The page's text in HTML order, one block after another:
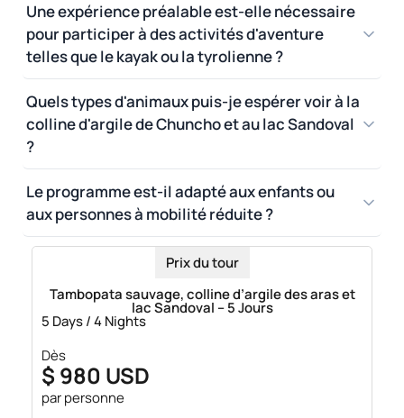
Une expérience préalable est-elle nécessaire
pour participer à des activités d'aventure
telles que le kayak ou la tyrolienne ?
Quels types d'animaux puis-je espérer voir à la
colline d'argile de Chuncho et au lac Sandoval
?
Le programme est-il adapté aux enfants ou
aux personnes à mobilité réduite ?
Prix du tour
Tambopata sauvage, colline d’argile des aras et
lac Sandoval – 5 Jours
5 Days / 4 Nights
Dès
$ 980 USD
par personne